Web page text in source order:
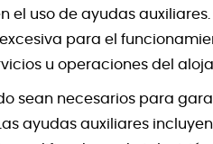
el uso de ayudas
para el
u operaciones del
sean necesarios para
ayudas auxiliares